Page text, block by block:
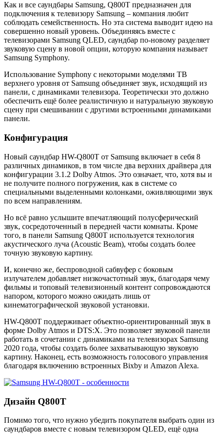
Как и все саундбары Samsung, Q800T предназначен для
подключения к телевизору Samsung – компания любит
соблюдать семейственность. Но эта система выводит идею на
совершенно новый уровень. Объединяясь вместе с
телевизорами Samsung QLED, саундбар по-новому разделяет
звуковую сцену в новой опции, которую компания называет
Samsung Symphony.
Использование Symphony с некоторыми моделями ТВ
верхнего уровня от Samsung объединяет звук, исходящий из
панели, с динамиками телевизора. Теоретически это должно
обеспечить ещё более реалистичную и натуральную звуковую
сцену при смешивании с другими встроенными динамиками
панели.
Конфигурация
Новый саундбар HW-Q800T от Samsung включает в себя 8
различных динамиков, в том числе два верхних драйвера для
конфигурации 3.1.2 Dolby Atmos. Это означает, что, хотя вы и
не получите полного погружения, как в системе со
специальными выделенными колонками, оживляющими звук
по всем направлениям.
Но всё равно услышите впечатляющий полусферический
звук, сосредоточенный в передней части комнаты. Кроме
того, в панели Samsung Q800T используется технология
акустического луча (Acoustic Beam), чтобы создать более
точную звуковую картину.
И, конечно же, беспроводной сабвуфер с боковым
излучателем добавляет низкочастотный звук, благодаря чему
фильмы и топовый телевизионный контент сопровождаются
напором, которого можно ожидать лишь от
кинематографической звуковой установки.
HW-Q800T поддерживает объектно-ориентированный звук в
форме Dolby Atmos и DTS:X. Это позволяет звуковой панели
работать в сочетании с динамиками на телевизорах Samsung
2020 года, чтобы создать более захватывающую звуковую
картину. Наконец, есть возможность голосового управления
благодаря включению встроенных Bixby и Amazon Alexa.
Дизайн Q800T
Помимо того, что нужно убедить покупателя выбрать один из
саундбаров вместе с новым телевизором QLED, ещё одна